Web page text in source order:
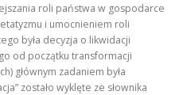
roli państwa w gospodarce
i umocnieniem roli
była decyzja o likwidacji
od początku transformacji
głównym zadaniem była
zostało wyklęte ze słownika